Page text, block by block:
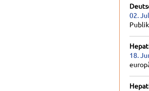
02.
18.